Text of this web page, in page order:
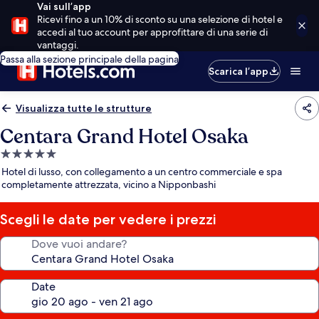
Vai sull’app
Ricevi fino a un 10% di sconto su una selezione di hotel e
accedi al tuo account per approfittare di una serie di
vantaggi.
Passa alla sezione principale della pagina
Scarica l’app
Visualizza tutte le strutture
Centara Grand Hotel Osaka
Struttura
a
5.0
stelle
Hotel di lusso, con collegamento a un centro commerciale e spa
completamente attrezzata, vicino a Nipponbashi
Scegli le date per vedere i prezzi
Dove vuoi andare?
Date